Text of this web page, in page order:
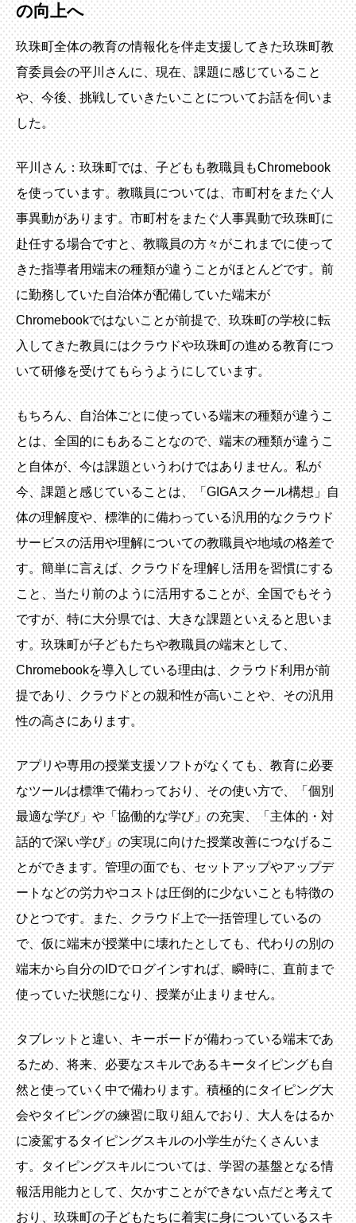
の向上へ
玖珠町全体の教育の情報化を伴走支援してきた玖珠町教
育委員会の平川さんに、現在、課題に感じていること
や、今後、挑戦していきたいことについてお話を伺いま
した。
平川さん：玖珠町では、子どもも教職員もChromebook
を使っています。教職員については、市町村をまたぐ人
事異動があります。市町村をまたぐ人事異動で玖珠町に
赴任する場合ですと、教職員の方々がこれまでに使って
きた指導者用端末の種類が違うことがほとんどです。前
に勤務していた自治体が配備していた端末が
Chromebookではないことが前提で、玖珠町の学校に転
入してきた教員にはクラウドや玖珠町の進める教育につ
いて研修を受けてもらうようにしています。
もちろん、自治体ごとに使っている端末の種類が違うこ
とは、全国的にもあることなので、端末の種類が違うこ
と自体が、今は課題というわけではありません。私が
今、課題と感じていることは、「GIGAスクール構想」自
体の理解度や、標準的に備わっている汎用的なクラウド
サービスの活用や理解についての教職員や地域の格差で
す。簡単に言えば、クラウドを理解し活用を習慣にする
こと、当たり前のように活用することが、全国でもそう
ですが、特に大分県では、大きな課題といえると思いま
す。玖珠町が子どもたちや教職員の端末として、
Chromebookを導入している理由は、クラウド利用が前
提であり、クラウドとの親和性が高いことや、その汎用
性の高さにあります。
アプリや専用の授業支援ソフトがなくても、教育に必要
なツールは標準で備わっており、その使い方で、「個別
最適な学び」や「協働的な学び」の充実、「主体的・対
話的で深い学び」の実現に向けた授業改善につなげるこ
とができます。管理の面でも、セットアップやアップデ
ートなどの労力やコストは圧倒的に少ないことも特徴の
ひとつです。また、クラウド上で一括管理しているの
で、仮に端末が授業中に壊れたとしても、代わりの別の
端末から自分のIDでログインすれば、瞬時に、直前まで
使っていた状態になり、授業が止まりません。
タブレットと違い、キーボードが備わっている端末であ
るため、将来、必要なスキルであるキータイピングも自
然と使っていく中で備わります。積極的にタイピング大
会やタイピングの練習に取り組んでおり、大人をはるか
に凌駕するタイピングスキルの小学生がたくさんいま
す。タイピングスキルについては、学習の基盤となる情
報活用能力として、欠かすことができない点だと考えて
おり、玖珠町の子どもたちに着実に身についているスキ